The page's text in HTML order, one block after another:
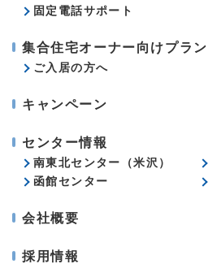
固定電話サポート
集合住宅オーナー向けプラン
ご入居の方へ
キャンペーン
センター情報
南東北センター（米沢）
函館センター
会社概要
採用情報